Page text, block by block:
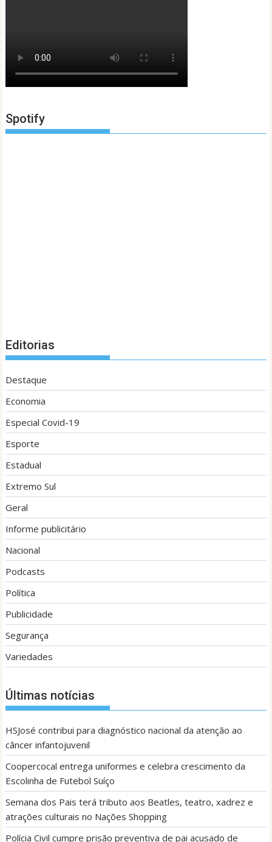
Spotify
Editorias
Destaque
Economia
Especial Covid-19
Esporte
Estadual
Extremo Sul
Geral
Informe publicitário
Nacional
Podcasts
Política
Publicidade
Segurança
Variedades
Últimas notícias
HSJosé contribui para diagnóstico nacional da atenção ao
câncer infantojuvenil
Coopercocal entrega uniformes e celebra crescimento da
Escolinha de Futebol Suíço
Semana dos Pais terá tributo aos Beatles, teatro, xadrez e
atrações culturais no Nações Shopping
Polícia Civil cumpre prisão preventiva de pai acusado de